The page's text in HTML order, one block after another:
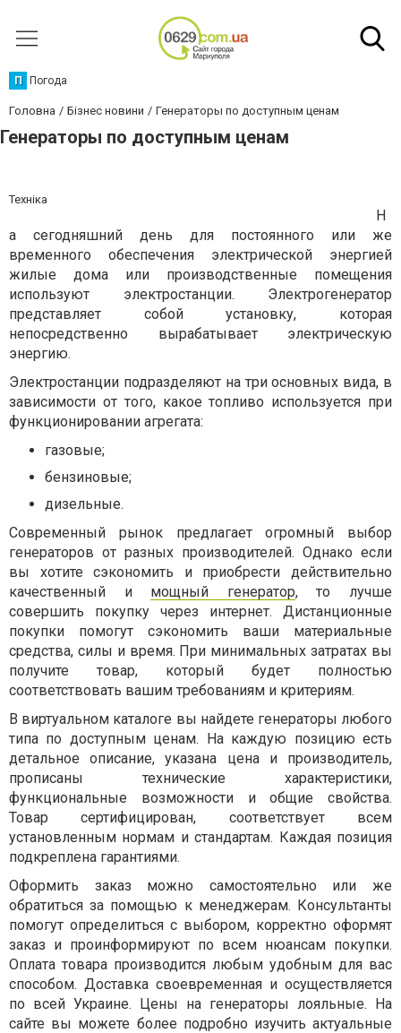
П Погода
Головна Бізнес новини Генераторы по доступным ценам
Генераторы по доступным ценам
Техніка
Н
а сегодняшний день для постоянного или же
временного обеспечения электрической энергией
жилые дома или производственные помещения
используют электростанции. Электрогенератор
представляет собой установку, которая
непосредственно вырабатывает электрическую
энергию.
Электростанции подразделяют на три основных вида, в
зависимости от того, какое топливо используется при
функционировании агрегата:
газовые;
бензиновые;
дизельные.
Современный рынок предлагает огромный выбор
генераторов от разных производителей. Однако если
вы хотите сэкономить и приобрести действительно
качественный и мощный генератор, то лучше
совершить покупку через интернет. Дистанционные
покупки помогут сэкономить ваши материальные
средства, силы и время. При минимальных затратах вы
получите товар, который будет полностью
соответствовать вашим требованиям и критериям.
В виртуальном каталоге вы найдете генераторы любого
типа по доступным ценам. На каждую позицию есть
детальное описание, указана цена и производитель,
прописаны технические характеристики,
функциональные возможности и общие свойства.
Товар сертифицирован, соответствует всем
установленным нормам и стандартам. Каждая позиция
подкреплена гарантиями.
Оформить заказ можно самостоятельно или же
обратиться за помощью к менеджерам. Консультанты
помогут определиться с выбором, корректно оформят
заказ и проинформируют по всем нюансам покупки.
Оплата товара производится любым удобным для вас
способом. Доставка своевременная и осуществляется
по всей Украине. Цены на генераторы лояльные. На
сайте вы можете более подробно изучить актуальные